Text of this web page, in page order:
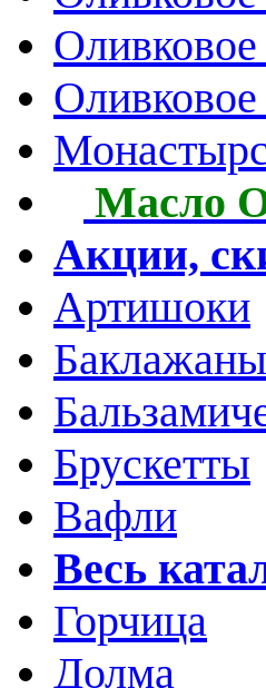
Масло
Акции,
Артишоки
Баклажаны
Брускетты
Вафли
Весь
Горчица
Долма